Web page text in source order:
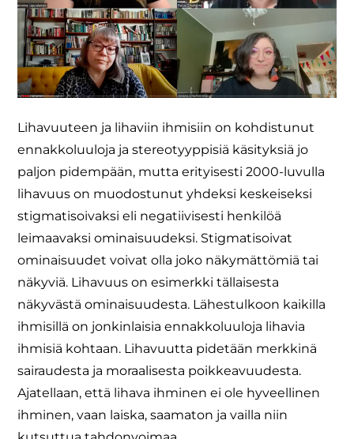
Lihavuuteen ja lihaviin ihmisiin on kohdistunut
ennakkoluuloja ja stereotyyppisiä käsityksiä jo
paljon pidempään, mutta erityisesti 2000-luvulla
lihavuus on muodostunut yhdeksi keskeiseksi
stigmatisoivaksi eli negatiivisesti henkilöä
leimaavaksi ominaisuudeksi. Stigmatisoivat
ominaisuudet voivat olla joko näkymättömiä tai
näkyviä. Lihavuus on esimerkki tällaisesta
näkyvästä ominaisuudesta. Lähestulkoon kaikilla
ihmisillä on jonkinlaisia ennakkoluuloja lihavia
ihmisiä kohtaan. Lihavuutta pidetään merkkinä
sairaudesta ja moraalisesta poikkeavuudesta.
Ajatellaan, että lihava ihminen ei ole hyveellinen
ihminen, vaan laiska, saamaton ja vailla niin